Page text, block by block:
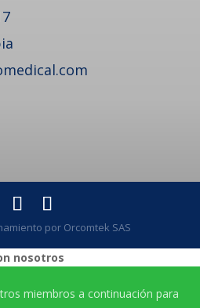
por Orcomtek SAS
nosotros
miembros a continuación para